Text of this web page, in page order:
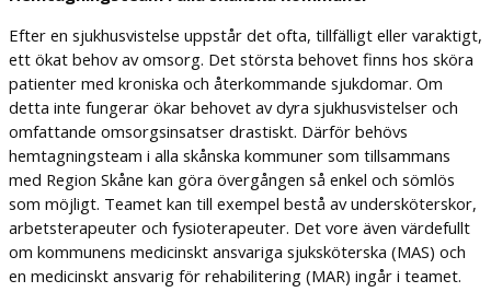
Efter en sjukhusvistelse uppstår det ofta, tillfälligt eller varaktigt,
ett ökat behov av omsorg. Det största behovet finns hos sköra
patienter med kroniska och återkommande sjukdomar. Om
detta inte fungerar ökar behovet av dyra sjukhusvistelser och
omfattande omsorgsinsatser drastiskt. Därför behövs
hemtagningsteam i alla skånska kommuner som tillsammans
med Region Skåne kan göra övergången så enkel och sömlös
som möjligt. Teamet kan till exempel bestå av undersköterskor,
arbetsterapeuter och fysioterapeuter. Det vore även värdefullt
om kommunens medicinskt ansvariga sjuksköterska (MAS) och
en medicinskt ansvarig för rehabilitering (MAR) ingår i teamet.